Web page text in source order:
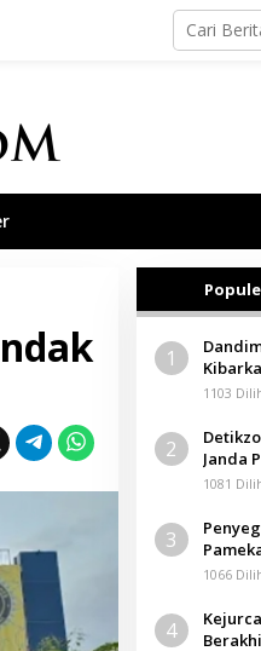
1
1103
2
Janda
1081
3
1066
4